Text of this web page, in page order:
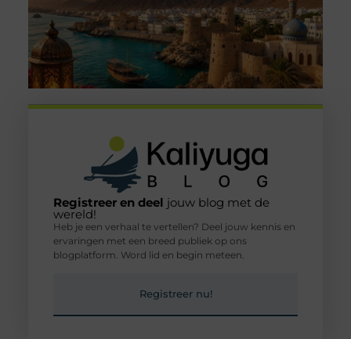
Registreer en deel jouw blog met de
wereld!
Heb je een verhaal te vertellen? Deel jouw kennis en
ervaringen met een breed publiek op ons
blogplatform. Word lid en begin meteen.
Registreer nu!